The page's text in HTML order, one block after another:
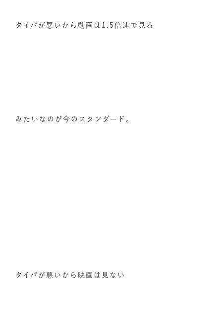
タイパが悪いから動画は1.5倍速で見る
みたいなのが今のスタンダード。
タイパが悪いから映画は見ない